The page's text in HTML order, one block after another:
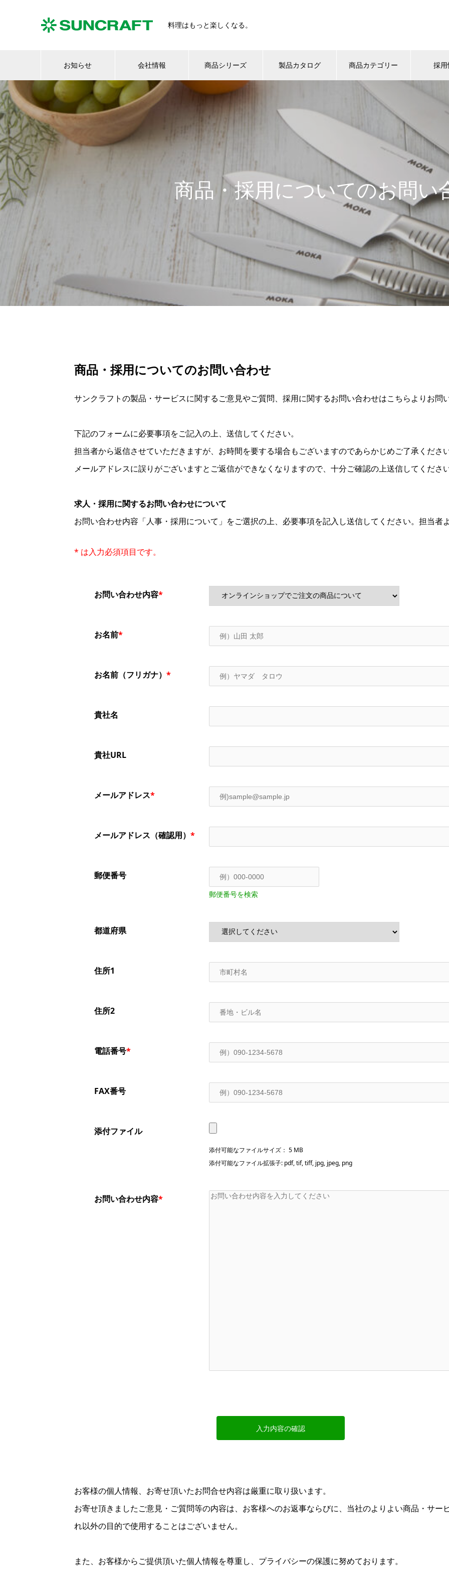
料理はもっと楽しくなる。
お知らせ 会社情報 商品シリーズ 製品カタログ 商品カテゴリー 採用
商品・採用についてのお問い
商品・採用についてのお問い合わせ
サンクラフトの製品・サービスに関するご意見やご質問、採用に関するお問い合わせはこちらよりお問
下記のフォームに必要事項をご記入の上、送信してください。
担当者から返信させていただきますが、お時間を要する場合もございますのであらかじめご了承ください
メールアドレスに誤りがございますとご返信ができなくなりますので、十分ご確認の上送信してください
求人・採用に関するお問い合わせについて
お問い合わせ内容「人事・採用について」をご選択の上、必要事項を記入し送信してください。担当者
* は入力必須項目です。
お問い合わせ内容*
お名前*
お名前（フリガナ） *
貴社名
貴社URL
メールアドレス*
メールアドレス（確認用） *
郵便番号
郵便番号を検索
都道府県
住所1
住所2
電話番号*
FAX番号
添付ファイル
添付可能なファイルサイズ： 5 MB
添付可能なファイル拡張子: pdf, tif, tiff, jpg, jpeg, png
お問い合わせ内容*
入力内容の確認
お客様の個人情報、お寄せ頂いたお問合せ内容は厳重に取り扱います。
お寄せ頂きましたご意見・ご質問等の内容は、お客様へのお返事ならびに、当社のよりよい商品・サー
れ以外の目的で使用することはございません。
また、お客様からご提供頂いた個人情報を尊重し、プライバシーの保護に努めております。